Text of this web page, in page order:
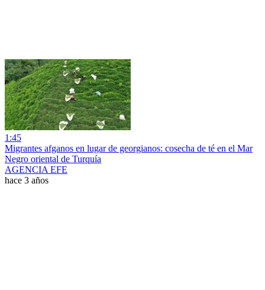
1:45
Migrantes afganos en lugar de georgianos: cosecha de té en el Mar
Negro oriental de Turquía
AGENCIA EFE
hace 3 años